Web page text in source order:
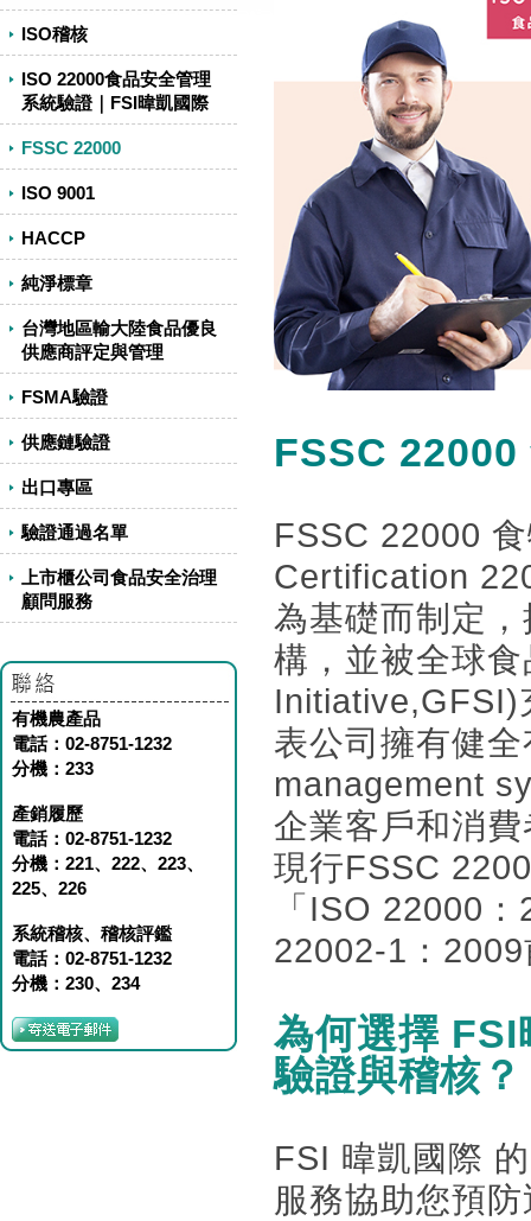
ISO稽核
ISO 22000食品安全管理
系統驗證｜FSI暐凱國際
FSSC 22000
ISO 9001
HACCP
純淨標章
台灣地區輸大陸食品優良
供應商評定與管理
FSMA驗證
供應鏈驗證
出口專區
驗證通過名單
上市櫃公司食品安全治理
顧問服務
有機農產品
電話：02-8751-1232
分機：233
產銷履歷
電話：02-8751-1232
分機：221、222、223、
225、226
系統稽核、稽核評鑑
電話：02-8751-1232
分機：230、234
FSSC 22000
FSSC 22000
Certification
為基礎而制定
構，並被全球
Initiative,GFSI)
表公司擁有健
management
企業客戶和消
現行FSSC
「ISO 22000
22002-1：
為何選擇
驗證與稽核？
FSI 暐凱國際
服務協助您預